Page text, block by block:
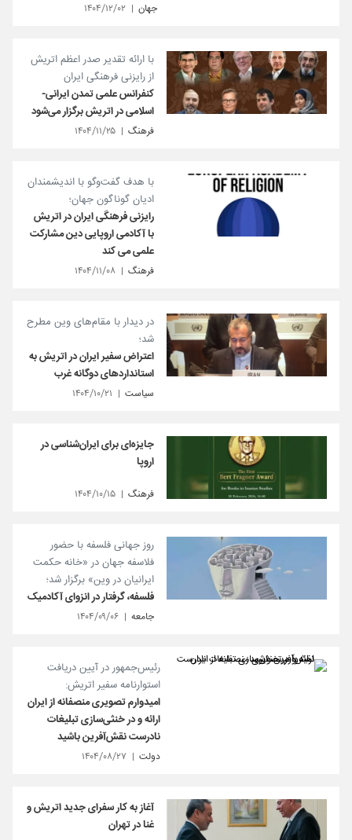
جهان ۱۴۰۴/۱۲/۰۲
با ارائه تقدیر صدر اعظم اتریش
از رایزنی فرهنگی ایران
کنفرانس علمی تمدن ایرانی-
اسلامی در اتریش برگزار می‌شود
فرهنگ ۱۴۰۴/۱۱/۲۵
با هدف گفت‌وگو با اندیشمندان
ادیان گوناگون جهان؛
رایزنی فرهنگی ایران در اتریش
با آکادمی اروپایی دین مشارکت
علمی می کند
فرهنگ ۱۴۰۴/۱۱/۰۸
در دیدار با مقام‌های وین مطرح
شد؛
اعتراض سفیر ایران در اتریش به
استانداردهای دوگانه غرب
سیاست ۱۴۰۴/۱۰/۲۱
جایزه‌ای برای ایران‌شناسی در
اروپا
فرهنگ ۱۴۰۴/۱۰/۱۵
روز جهانی فلسفه با حضور
فلاسفه جهان در «خانه حکمت
ایرانیان در وین» برگزار شد؛
فلسفه، گرفتار در انزوای آکادمیک
جامعه ۱۴۰۴/۰۹/۰۶
رئیس‌جمهور در آیین دریافت
استوارنامه سفیر اتریش:
امیدوارم تصویری منصفانه از ایران
ارائه و در خنثی‌سازی تبلیغات
نادرست نقش‌آفرین باشید
دولت ۱۴۰۴/۰۸/۲۷
آغاز به کار سفرای جدید اتریش و
غنا در تهران